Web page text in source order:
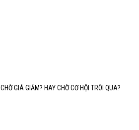
CHỜ GIÁ GIẢM? HAY CHỜ CƠ HỘI TRÔI QUA?